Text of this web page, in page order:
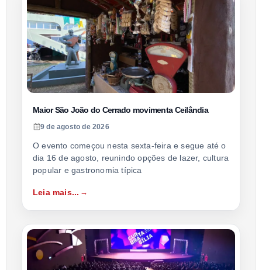
Maior São João do Cerrado movimenta Ceilândia
9 de agosto de 2026
O evento começou nesta sexta-feira e segue até o
dia 16 de agosto, reunindo opções de lazer, cultura
popular e gastronomia típica
Leia mais...